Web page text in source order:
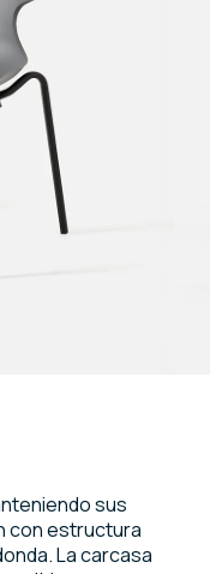
sus
con estructura
La carcasa